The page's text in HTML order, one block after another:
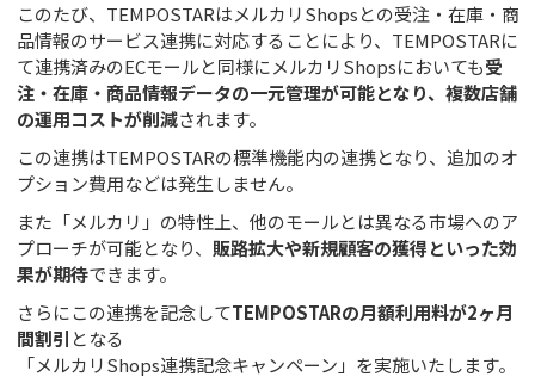
このたび、TEMPOSTARはメルカリShopsとの受注・在庫・商
品情報のサービス連携に対応することにより、TEMPOSTARに
て連携済みのECモールと同様にメルカリShopsにおいても受
注・在庫・商品情報データの一元管理が可能となり、複数店舗
の運用コストが削減されます。
この連携はTEMPOSTARの標準機能内の連携となり、追加のオ
プション費用などは発生しません。
また「メルカリ」の特性上、他のモールとは異なる市場へのア
プローチが可能となり、 販路拡大や新規顧客の獲得といった効
果が期待できます。
さらにこの連携を記念してTEMPOSTARの月額利用料が2ヶ月
間割引 となる
「メルカリShops連携記念キャンペーン」を実施いたします。